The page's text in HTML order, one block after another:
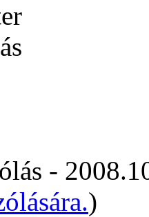
-
)